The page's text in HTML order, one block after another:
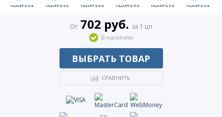
От702 руб. за 1 шт
В наличии
ВЫБРАТЬ ТОВАР
СРАВНИТЬ